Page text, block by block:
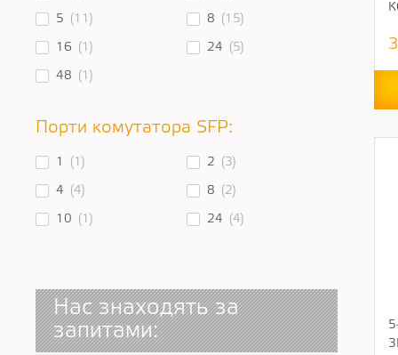
5 (11) 8 (15)
16 (1) 24 (5)
48 (1)
Порти комутатора SFP:
1 (1) 2 (3)
4 (4) 8 (2)
10 (1) 24 (4)
Нас знаходять за
запитами: